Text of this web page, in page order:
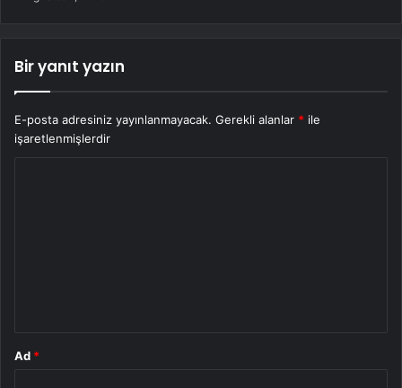
Bir yanıt yazın
E-posta adresiniz yayınlanmayacak. Gerekli alanlar * ile
işaretlenmişlerdir
Ad *